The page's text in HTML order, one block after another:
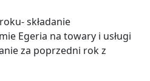
składanie
Egeria na towary i usługi
za poprzedni rok z